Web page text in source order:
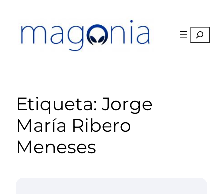
contenido
Buscar
Etiqueta: Jorge
María Ribero
Meneses